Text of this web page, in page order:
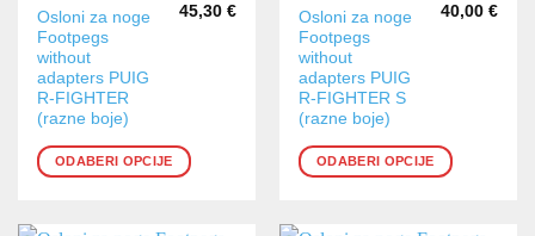
Osloni za noge
Footpegs
without
adapters PUIG
R-FIGHTER
(razne boje)
45,30 €
ODABERI OPCIJE
Ovaj
proizvod
ima
više
varijanti.
se
Osloni za noge
Footpegs
without
adapters PUIG
R-FIGHTER S
(razne boje)
40,00 €
ODABERI OPCIJE
Ovaj
proizvod
ima
više
varijanti.
se